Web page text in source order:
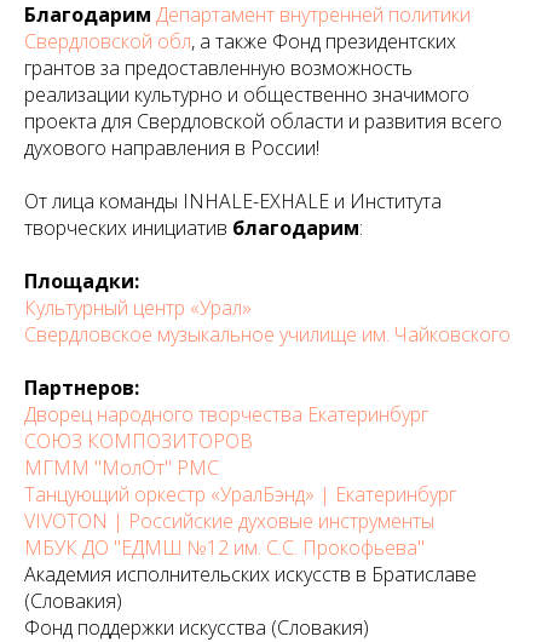
Благодарим Департамент внутренней политики
Свердловской обл, а также Фонд президентских
грантов за предоставленную возможность
реализации культурно и общественно значимого
проекта для Свердловской области и развития всего
духового направления в России!
От лица команды INHALE-EXHALE и Института
творческих инициатив благодарим:
Площадки:
Культурный центр «Урал»
Свердловское музыкальное училище им. Чайковского
Партнеров:
Дворец народного творчества Екатеринбург
СОЮЗ КОМПОЗИТОРОВ
МГММ "МолОт" РМС
Танцующий оркестр «УралБэнд» | Екатеринбург
VIVOTON | Российские духовые инструменты
МБУК ДО "ЕДМШ №12 им. С.С. Прокофьева"
Академия исполнительских искусств в Братиславе
(Словакия)
Фонд поддержки искусства (Словакия)